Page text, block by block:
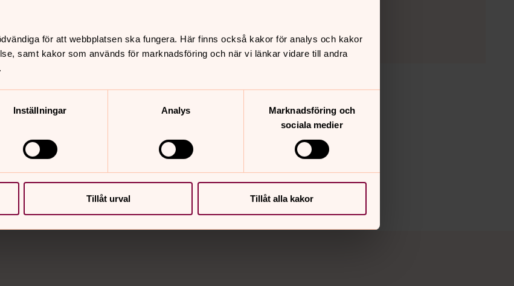
för att webbplatsen ska fungera. Här finns också kakor för analys och kakor
samt kakor som används för marknadsföring och när vi länkar vidare till andra
Inställningar Analys
Marknadsföring och
sociala medier
Tillåt urval Tillåt alla kakor